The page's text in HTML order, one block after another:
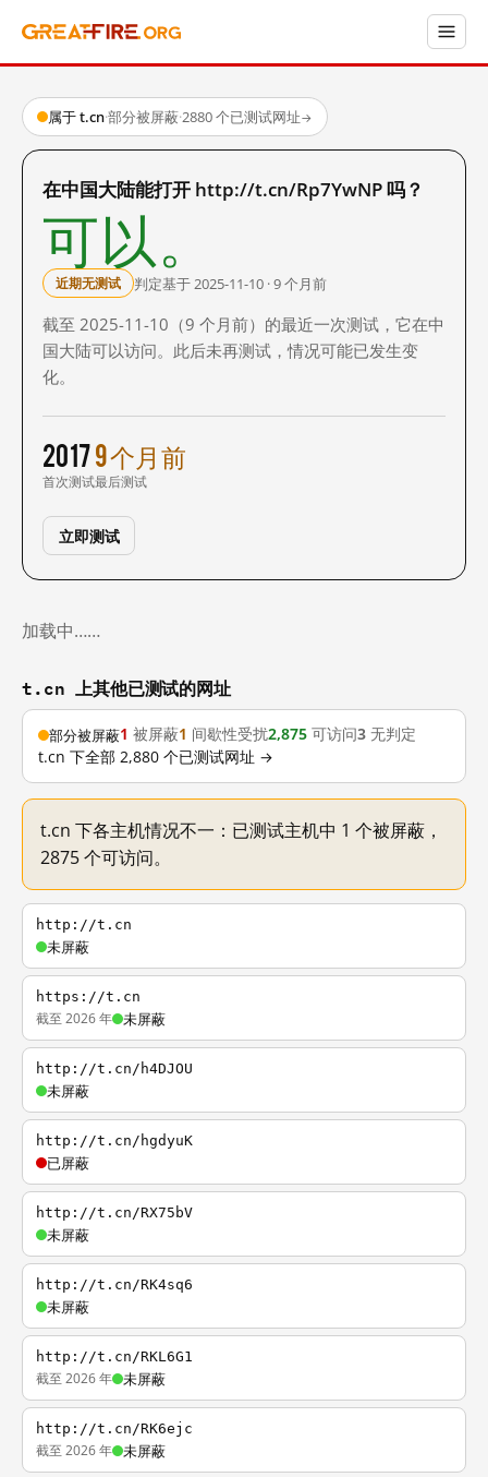
属于 t.cn·部分被屏蔽·2880 个已测试网址→
在中国大陆能打开 http://t.cn/Rp7YwNP 吗？
可以。
近期无测试 判定基于 2025-11-10 · 9 个月前
截至 2025-11-10（9 个月前）的最近一次测试，它在中
国大陆可以访问。此后未再测试，情况可能已发生变
化。
2017
首次测试
9 个月前
最后测试
立即测试
加载中……
t.cn 上其他已测试的网址
部分被屏蔽1 被屏蔽1 间歇性受扰2,875 可访问3 无判定
t.cn 下全部 2,880 个已测试网址 →
t.cn 下各主机情况不一：已测试主机中 1 个被屏蔽，
2875 个可访问。
http://t.cn
未屏蔽
https://t.cn
截至 2026 年 未屏蔽
http://t.cn/h4DJOU
未屏蔽
http://t.cn/hgdyuK
已屏蔽
http://t.cn/RX75bV
未屏蔽
http://t.cn/RK4sq6
未屏蔽
http://t.cn/RKL6G1
截至 2026 年 未屏蔽
http://t.cn/RK6ejc
截至 2026 年 未屏蔽